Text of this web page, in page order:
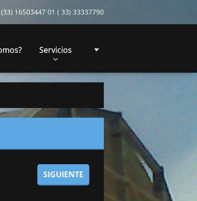
16503447 01 ( 33) 33337790
Servicios
SIGUIENTE